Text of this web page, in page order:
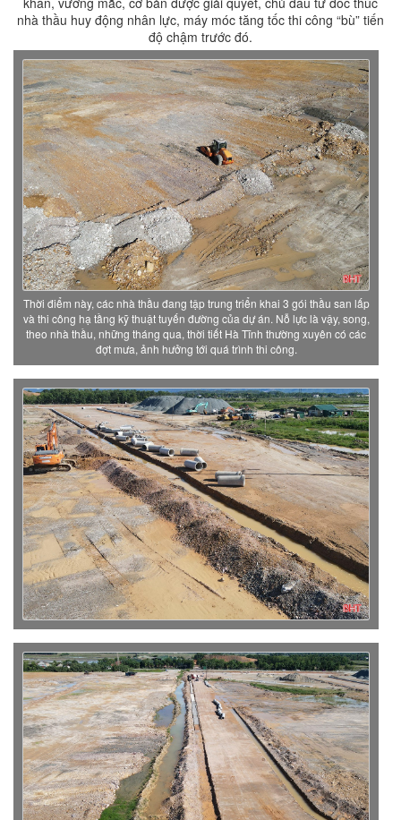
nhà thầu huy động nhân lực, máy móc tăng tốc thi công “bù” tiến
độ chậm trước đó.
Thời điểm này, các nhà thầu đang tập trung triển khai 3 gói thầu san lấp
và thi công hạ tầng kỹ thuật tuyến đường của dự án. Nỗ lực là vậy, song,
theo nhà thầu, những tháng qua, thời tiết Hà Tĩnh thường xuyên có các
đợt mưa, ảnh hưởng tới quá trình thi công.